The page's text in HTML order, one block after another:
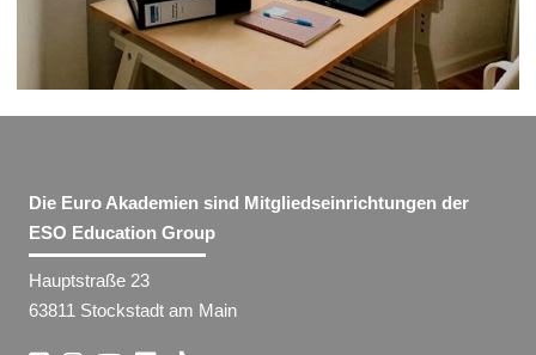
Die Euro Akademien sind Mitgliedseinrichtungen der
ESO Education Group
Hauptstraße 23
63811 Stockstadt am Main